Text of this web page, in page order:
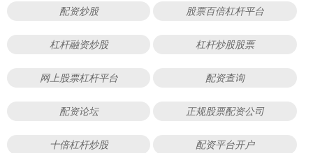
配资炒股 股票百倍杠杆平台
杠杆融资炒股 杠杆炒股股票
网上股票杠杆平台 配资查询
配资论坛 正规股票配资公司
十倍杠杆炒股 配资平台开户